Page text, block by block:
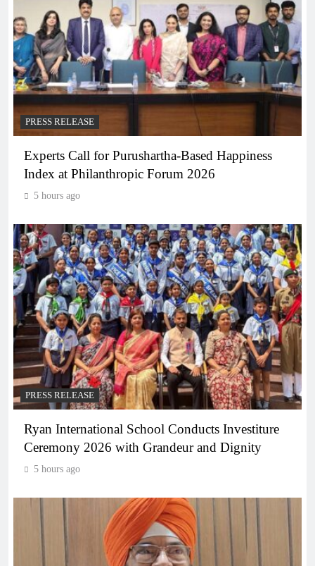
PRESS RELEASE
Experts Call for Purushartha-Based Happiness
Index at Philanthropic Forum 2026
5 hours ago
PRESS RELEASE
Ryan International School Conducts Investiture
Ceremony 2026 with Grandeur and Dignity
5 hours ago